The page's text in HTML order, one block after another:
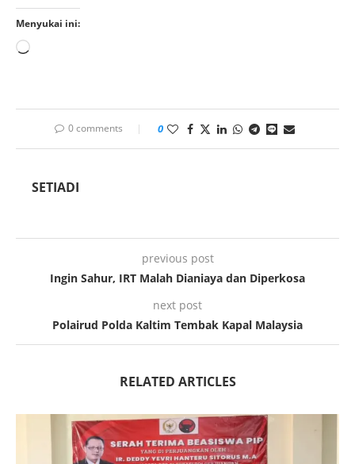
Menyukai ini:
0 comments 0
SETIADI
previous post
Ingin Sahur, IRT Malah Dianiaya dan Diperkosa
next post
Polairud Polda Kaltim Tembak Kapal Malaysia
RELATED ARTICLES